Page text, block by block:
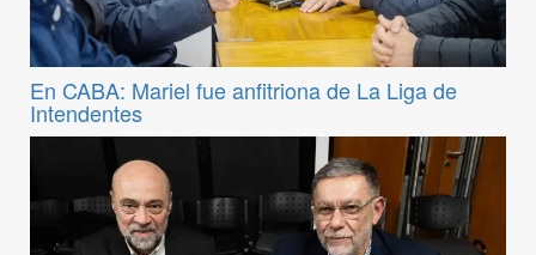
En CABA: Mariel fue anfitriona de La Liga de
Intendentes